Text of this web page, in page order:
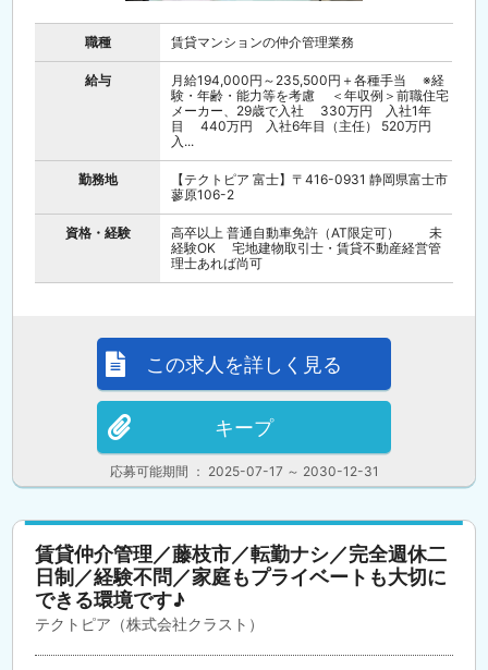
職種 賃貸マンションの仲介管理業務
給与
月給194,000円～235,500円＋各種手当 ※経
験・年齢・能力等を考慮 ＜年収例＞前職住宅
メーカー、29歳で入社 330万円 入社1年
目 440万円 入社6年目（主任） 520万円
入...
勤務地
【テクトピア 富士】〒416-0931 静岡県富士市
蓼原106-2
資格・経験
高卒以上 普通自動車免許（AT限定可） 未
経験OK 宅地建物取引士・賃貸不動産経営管
理士あれば尚可
応募可能期間 ： 2025-07-17 ～ 2030-12-31
この求人を詳しく見る
キープ
賃貸仲介管理／藤枝市／転勤ナシ／完全週休二
日制／経験不問／家庭もプライベートも大切に
できる環境です♪
テクトピア（株式会社クラスト）